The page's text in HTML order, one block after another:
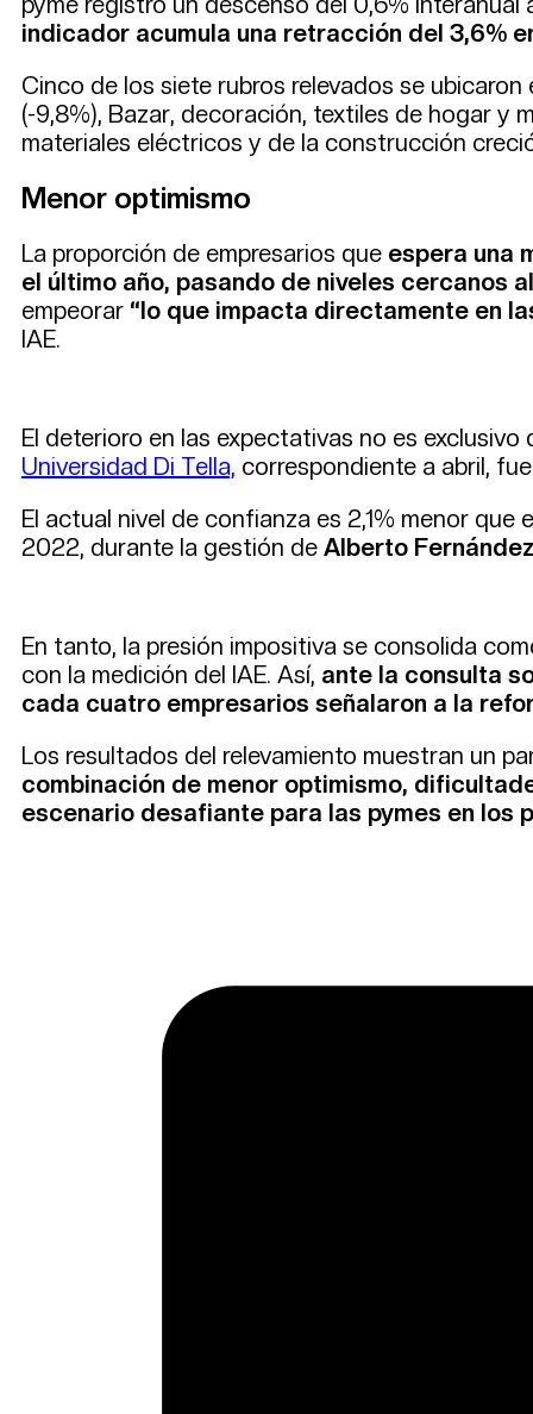
indicador acumula una retracción del 3,6%
Cinco de los siete rubros relevados se
(-9,8%), Bazar, decoración, textiles de hogar y
materiales eléctricos y de la construcción
Menor optimismo
La proporción de empresarios que espera una
el último año, pasando de niveles cercanos
empeorar “lo que impacta directamente en
IAE.
El deterioro en las expectativas no es
Universidad Di Tella, correspondiente a abril,
El actual nivel de confianza es 2,1% menor
2022, durante la gestión de Alberto Fernández
En tanto, la presión impositiva se consolida
con la medición del IAE. Así, ante la consulta
cada cuatro empresarios señalaron a la
Los resultados del relevamiento muestran un
combinación de menor optimismo,
escenario desafiante para las pymes en los